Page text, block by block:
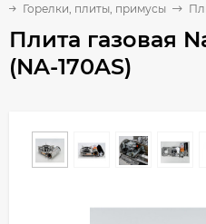
Горелки, плиты, примусы
Плита газовая
(NA-170AS)